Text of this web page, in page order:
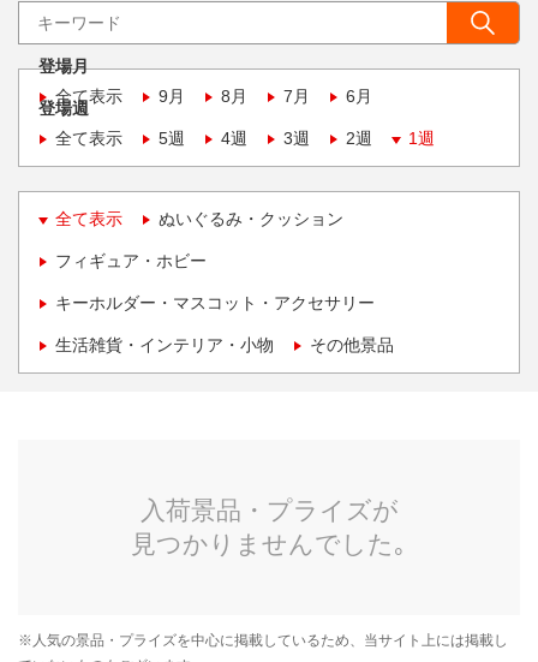
登場月
全て表示
9月 8月 7月 6月
登場週
全て表示
5週 4週 3週 2週 1週
全て表示 ぬいぐるみ・クッション
フィギュア・ホビー
キーホルダー・マスコット・アクセサリー
生活雑貨・インテリア・小物 その他景品